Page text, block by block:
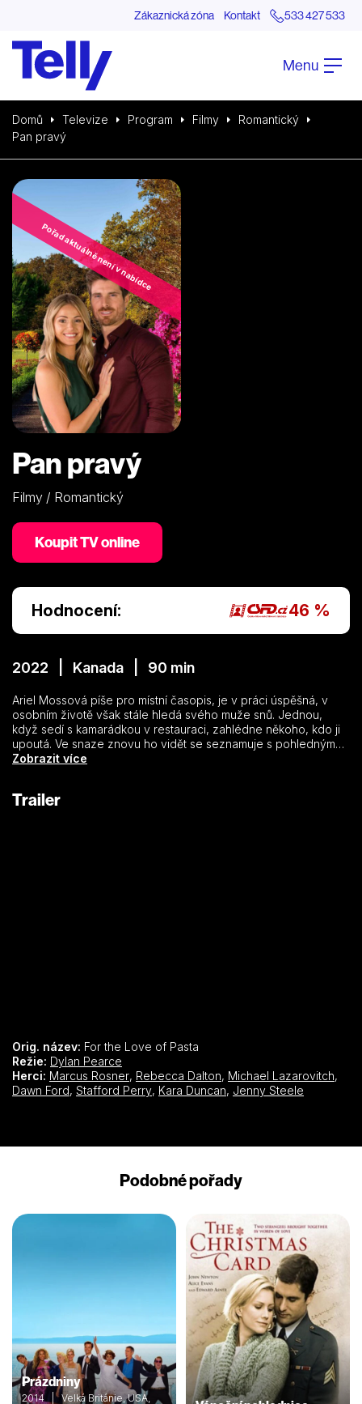
Zákaznická zóna Kontakt 533 427 533
Menu
Domů Televize Program Filmy
Romantický
Pan pravý
Pořad aktuálně není v nabídce
Pan pravý
Filmy / Romantický
Koupit TV online
Hodnocení: 46 %
2022 | Kanada | 90 min
Ariel Mossová píše pro místní časopis, je v práci úspěšná, v
osobním životě však stále hledá svého muže snů. Jednou,
když sedí s kamarádkou v restauraci, zahlédne někoho, kdo ji
upoutá. Ve snaze znovu ho vidět se seznamuje s pohledným
číšníkem a spolumajitelem restaurace Danielem. Ten jí dá
Zobrazit více
Trailer
Orig. název: For the Love of Pasta
Režie: Dylan Pearce
Herci: Marcus Rosner, Rebecca Dalton, Michael Lazarovitch,
Dawn Ford, Stafford Perry, Kara Duncan, Jenny Steele
Podobné pořady
Prázdniny
2014 | Velká Británie, USA,